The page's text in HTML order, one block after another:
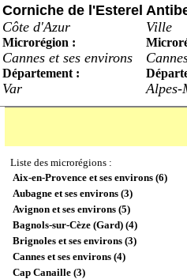
Corniche de l'Esterel
Côte d'Azur
Microrégion :
Cannes et ses environs
Département :
Var
Ville
Alpes-
Liste des microrégions :
Aix-en-Provence et ses environs (6)
Aubagne et ses environs (3)
Avignon et ses environs (5)
Bagnols-sur-Cèze (Gard) (4)
Brignoles et ses environs (3)
Cannes et ses environs (4)
Cap Canaille (3)